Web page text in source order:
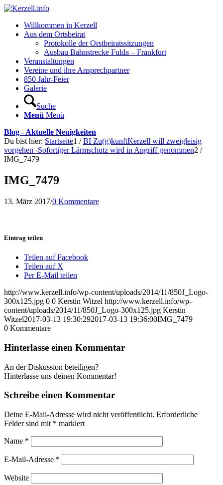
Willkommen in Kerzell
Aus dem Ortsbeirat
Protokolle der Orstbeiratssitzungen
Ausbau Bahnstrecke Fulda – Frankfurt
Veranstaltungen
Vereine und ihre Ansprechpartner
850 Jahr-Feier
Galerie
Suche
Menü Menü
Blog - Aktuelle Neuigkeiten
Du bist hier: Startseite1 / BI Zu(g)kunftKerzell will zweigleisig
vorgehen -Sofortiger Lärmschutz wird in Angriff genommen2 /
IMG_7479
IMG_7479
13. März 2017/0 Kommentare
Eintrag teilen
Teilen auf Facebook
Teilen auf X
Per E-Mail teilen
http://www.kerzell.info/wp-content/uploads/2014/11/850J_Logo-
300x125.jpg 0 0 Kerstin Witzel http://www.kerzell.info/wp-
content/uploads/2014/11/850J_Logo-300x125.jpg Kerstin
Witzel2017-03-13 19:30:292017-03-13 19:36:00IMG_7479
0 Kommentare
Hinterlasse einen Kommentar
An der Diskussion beteiligen?
Hinterlasse uns deinen Kommentar!
Schreibe einen Kommentar
Deine E-Mail-Adresse wird nicht veröffentlicht. Erforderliche
Felder sind mit * markiert
Name *
E-Mail-Adresse *
Website